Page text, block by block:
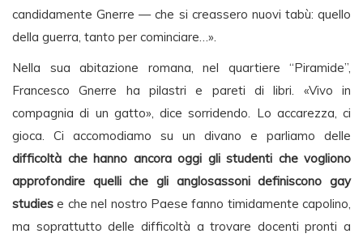
candidamente Gnerre — che si creassero nuovi tabù: quello
della guerra, tanto per cominciare…».
Nella sua abitazione romana, nel quartiere “Piramide”,
Francesco Gnerre ha pilastri e pareti di libri. «Vivo in
compagnia di un gatto», dice sorridendo. Lo accarezza, ci
gioca. Ci accomodiamo su un divano e parliamo delle
difficoltà che hanno ancora oggi gli studenti che vogliono
approfondire quelli che gli anglosassoni definiscono gay
studies e che nel nostro Paese fanno timidamente capolino,
ma soprattutto delle difficoltà a trovare docenti pronti a